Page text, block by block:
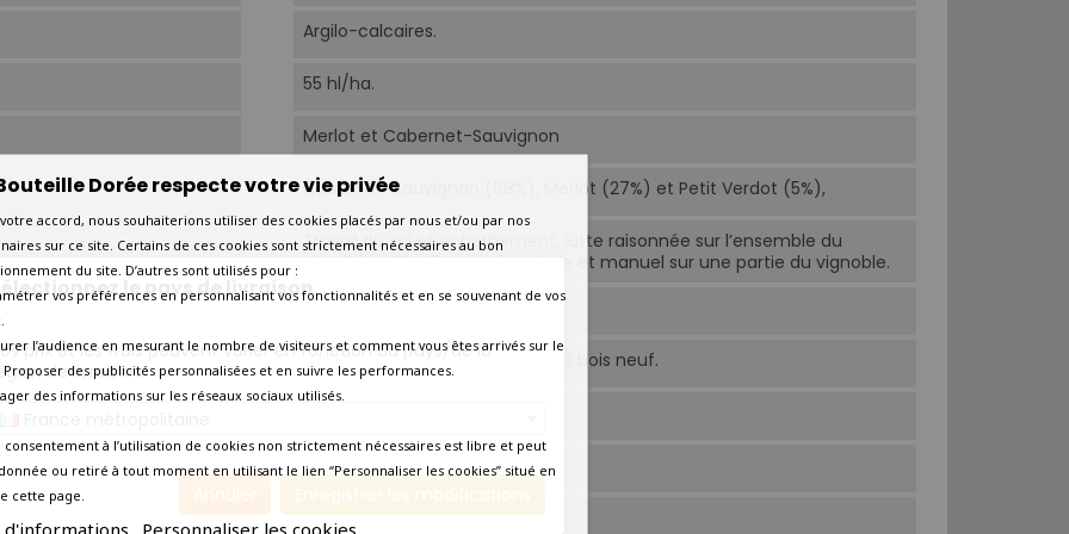
le pays de livraison
prix et les frais peuvent varier en fonction du pays/de la
de livraison.
Annuler Enregistrer les modifications
Argilo-calcaires.
55 hl/ha.
Merlot et Cabernet-Sauvignon
Cabernet-Sauvignon (68%), Merlot (27%) et Petit Verdot (5%),
Travail du sol et enherbement, lutte raisonnée sur l’ensemble du
vignoble, effeuillage mécanique et manuel sur une partie du vignoble.
En cuve inox et cuve bois.
16 à 18 mois en fûts dont 30% de bois neuf.
Aujourd'hui
Amateur éclairé
Dorée respecte votre vie privée
accord, nous souhaiterions utiliser des cookies placés par nous et/ou par nos
sur ce site. Certains de ces cookies sont strictement nécessaires au bon
du site. D’autres sont utilisés pour :
vos préférences en personnalisant vos fonctionnalités et en se souvenant de vos
l’audience en mesurant le nombre de visiteurs et comment vous êtes arrivés sur le
Proposer des publicités personnalisées et en suivre les performances.
des informations sur les réseaux sociaux utilisés.
consentement à l’utilisation de cookies non strictement nécessaires est libre et peut
ou retiré à tout moment en utilisant le lien “Personnaliser les cookies” situé en
cette page.
d'informations Personnaliser les cookies